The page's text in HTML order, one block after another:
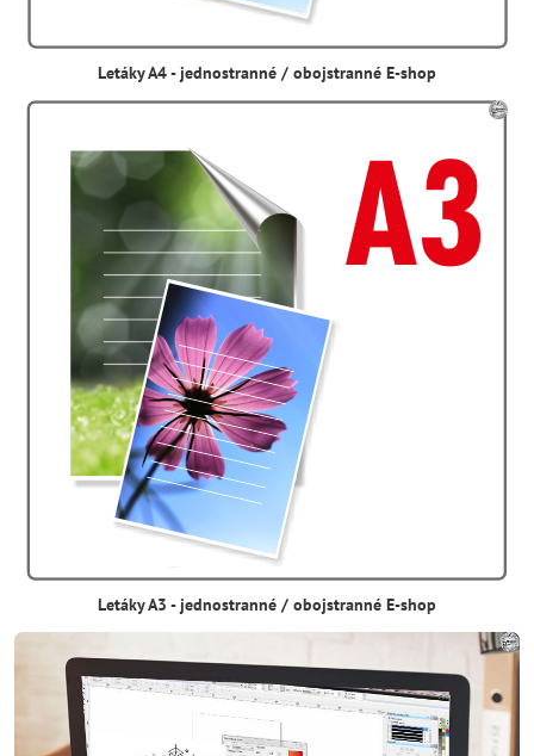
Letáky A4 - jednostranné / obojstranné E-shop
Letáky A3 - jednostranné / obojstranné E-shop